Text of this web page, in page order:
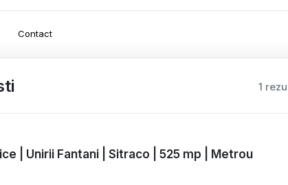
Contact
1
| Unirii Fantani | Sitraco | 525 mp | Metrou